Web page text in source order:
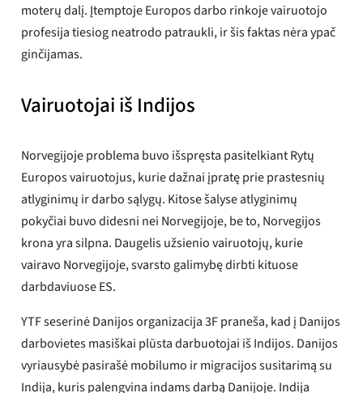
moterų dalį. Įtemptoje Europos darbo rinkoje vairuotojo
profesija tiesiog neatrodo patraukli, ir šis faktas nėra ypač
ginčijamas.
Vairuotojai iš Indijos
Norvegijoje problema buvo išspręsta pasitelkiant Rytų
Europos vairuotojus, kurie dažnai įpratę prie prastesnių
atlyginimų ir darbo sąlygų. Kitose šalyse atlyginimų
pokyčiai buvo didesni nei Norvegijoje, be to, Norvegijos
krona yra silpna. Daugelis užsienio vairuotojų, kurie
vairavo Norvegijoje, svarsto galimybę dirbti kituose
darbdaviuose ES.
YTF seserinė Danijos organizacija 3F praneša, kad į Danijos
darbovietes masiškai plūsta darbuotojai iš Indijos. Danijos
vyriausybė pasirašė mobilumo ir migracijos susitarimą su
Indija, kuris palengvina indams darbą Danijoje. Indija